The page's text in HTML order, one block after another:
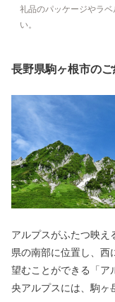
礼品のパッケージやラ
い。
長野県駒ヶ根市の
アルプスがふたつ映えるまち 駒ヶ根市（こまがね
県の南部に位置し、西
望むことができる「ア
央アルプスには、駒ヶ